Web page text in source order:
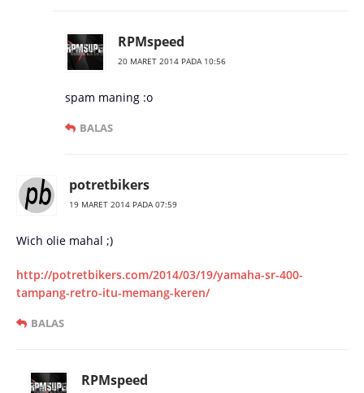
RPMspeed
20 MARET 2014 PADA 10:56
spam maning :o
BALAS
potretbikers
19 MARET 2014 PADA 07:59
Wich olie mahal ;)
http://potretbikers.com/2014/03/19/yamaha-sr-400-
tampang-retro-itu-memang-keren/
BALAS
RPMspeed